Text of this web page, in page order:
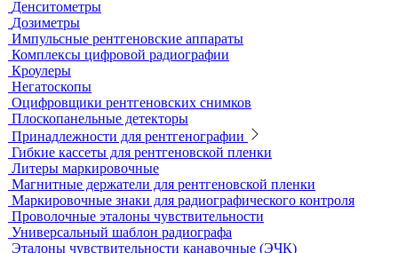
Секундомеры
Расходные материалы для визуального и измерительного
контроля
Динамометры
Измерительный инструмент
Радиационный контроль
Проявочные машины для рентгеновской пленки
Денситометры
Дозиметры
Импульсные рентгеновские аппараты
Комплексы цифровой радиографии
Кроулеры
Негатоскопы
Оцифровщики рентгеновских снимков
Плоскопанельные детекторы